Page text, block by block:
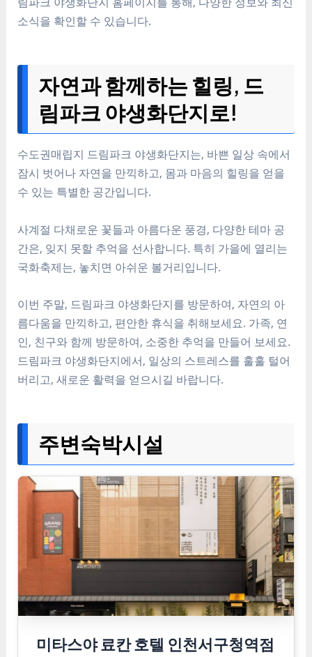
소식을 확인할 수 있습니다.
자연과 함께하는 힐링, 드
림파크 야생화단지로!
수도권매립지 드림파크 야생화단지는, 바쁜 일상 속에서
잠시 벗어나 자연을 만끽하고, 몸과 마음의 힐링을 얻을
수 있는 특별한 공간입니다.
사계절 다채로운 꽃들과 아름다운 풍경, 다양한 테마 공
간은, 잊지 못할 추억을 선사합니다. 특히 가을에 열리는
국화축제는, 놓치면 아쉬운 볼거리입니다.
이번 주말, 드림파크 야생화단지를 방문하여, 자연의 아
름다움을 만끽하고, 편안한 휴식을 취해보세요. 가족, 연
인, 친구와 함께 방문하여, 소중한 추억을 만들어 보세요.
드림파크 야생화단지에서, 일상의 스트레스를 훌훌 털어
버리고,새로운 활력을 얻으시길 바랍니다.
주변숙박시설
미타스야 료칸 호텔 인천서구청역점